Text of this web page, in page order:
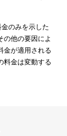
のみを示した
の他の要因によ
金が適用される
料金は変動する